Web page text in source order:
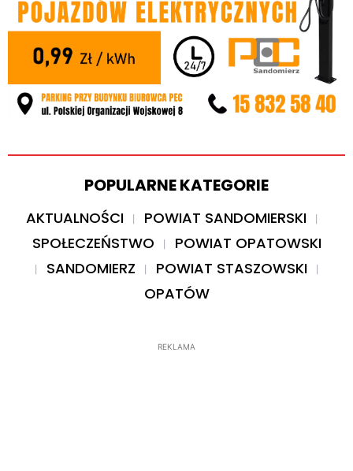
POPULARNE KATEGORIE
AKTUALNOŚCI
POWIAT SANDOMIERSKI
SPOŁECZEŃSTWO
POWIAT OPATOWSKI
SANDOMIERZ
POWIAT STASZOWSKI
OPATÓW
REKLAMA